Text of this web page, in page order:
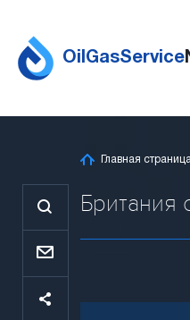
OilGasService
Главная страница
Британия